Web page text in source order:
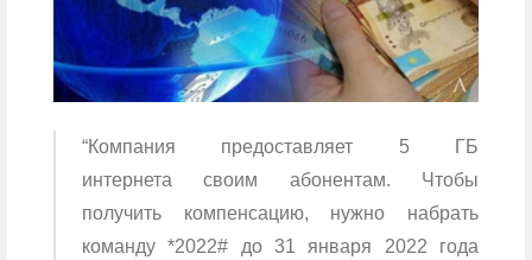
“Компания предоставляет 5 ГБ
интернета своим абонентам. Чтобы
получить компенсацию, нужно набрать
команду *2022# до 31 января 2022 года